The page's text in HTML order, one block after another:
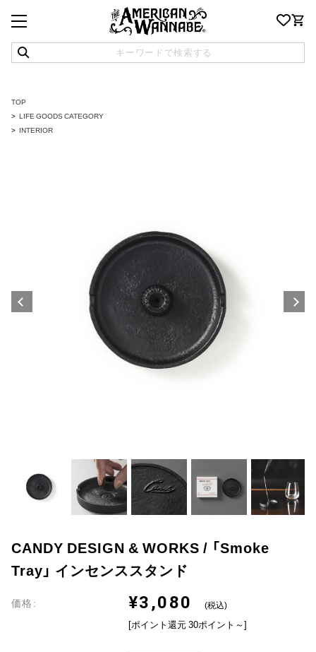
TOP
LIFE GOODS CATEGORY
INTERIOR
CANDY DESIGN & WORKS / 「Smoke
Tray」 インセンススタンド
価格: ¥3,080 (税込)
[ポイント還元 30ポイント～]